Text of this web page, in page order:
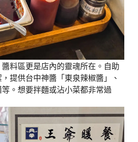
料區更是店內的靈魂所在。自助
提供台中神醬「東泉辣椒醬」、
。想要拌麵或沾小菜都非常過